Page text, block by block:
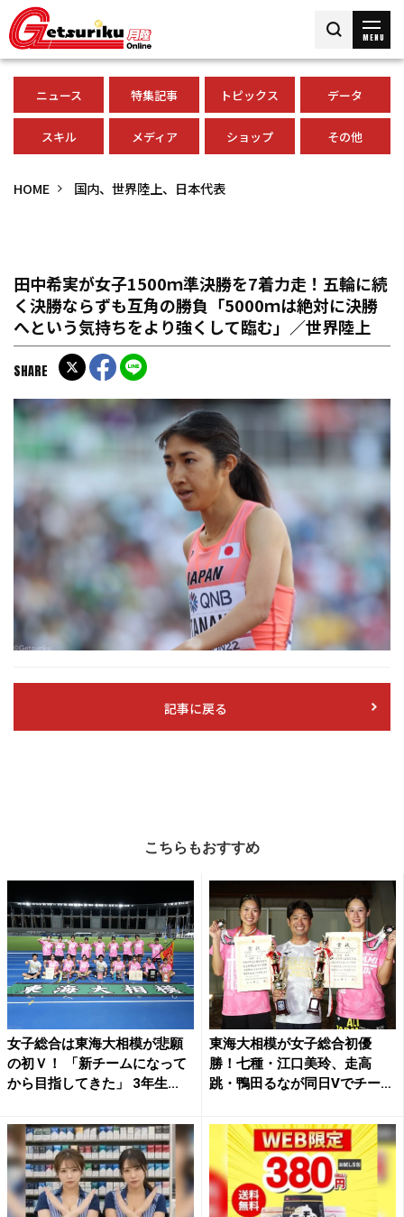
MENU
ニュース 特集記事 トピックス データ
スキル メディア ショップ その他
HOME 国内、世界陸上、日本代表
田中希実が女子1500ｍ準決勝を7着力走！五輪に続
く決勝ならずも互角の勝負「5000ｍは絶対に決勝
へという気持ちをより強くして臨む」／世界陸上
SHARE
記事に戻る
こちらもおすすめ
女子総合は東海大相模が悲願
の初Ｖ！ 「新チームになって
から目指してきた」 3年生...
東海大相模が女子総合初優
勝！七種・江口美玲、走高
跳・鴨田るなが同日Vでチーム